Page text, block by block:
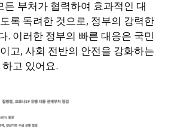
든 부처가 협력하여 효과적인 대
록 독려한 것으로, 정부의 강력한
. 이러한 정부의 빠른 대응은 국민
고, 사회 전반의 안전을 강화하는
고 있어요.